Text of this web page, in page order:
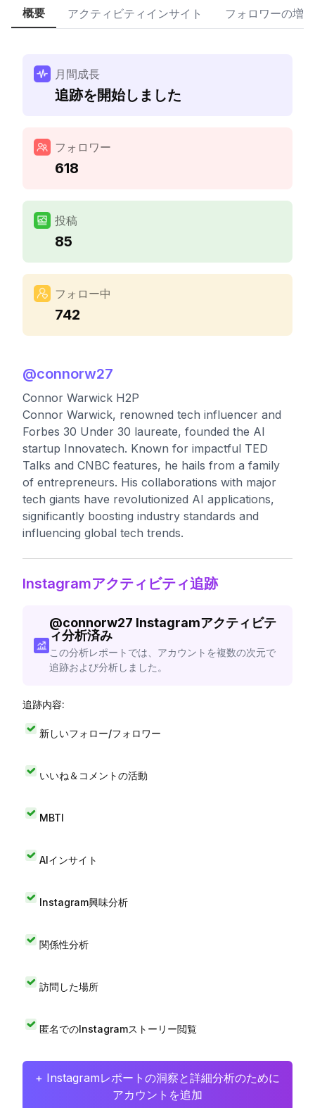
概要 アクティビティインサイト フォロワーの増加
月間成長
追跡を開始しました
フォロワー
618
投稿
85
フォロー中
742
@connorw27
Connor Warwick H2P
Connor Warwick, renowned tech influencer and
Forbes 30 Under 30 laureate, founded the AI
startup Innovatech. Known for impactful TED
Talks and CNBC features, he hails from a family
of entrepreneurs. His collaborations with major
tech giants have revolutionized AI applications,
significantly boosting industry standards and
influencing global tech trends.
Instagramアクティビティ追跡
@connorw27 Instagramアクティビテ
ィ分析済み
この分析レポートでは、アカウントを複数の次元で
追跡および分析しました。
追跡内容:
新しいフォロー/フォロワー
いいね＆コメントの活動
MBTI
AIインサイト
Instagram興味分析
関係性分析
訪問した場所
匿名でのInstagramストーリー閲覧
+ Instagramレポートの洞察と詳細分析のために
アカウントを追加